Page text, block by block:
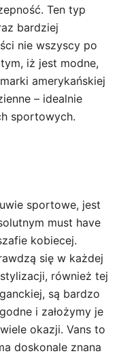
Ten typ
bardziej
nie wszyscy po
iż jest modne,
amerykańskiej
– idealnie
sportowych.
sportowe, jest
must have
kobiecej.
się w każdej
również tej
są bardzo
i założymy je
okazji. Vans to
doskonale znana